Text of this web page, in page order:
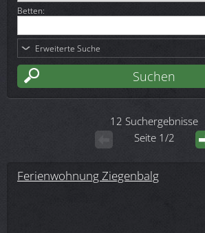
Betten:
Erweiterte Suche
12 Suchergebnisse
Seite 1/2
Ferienwohnung Ziegenbalg